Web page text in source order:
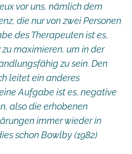
vor uns, nämlich dem
die nur von zwei Personen
des Therapeuten ist es,
maximieren, um in der
zu sein. Den
leitet ein anderes
Aufgabe ist es, negative
also die erhobenen
immer wieder in
schon Bowlby (1982)